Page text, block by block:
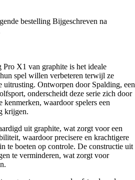
bestelling Bijgeschreven na
Pro X1 van graphite is het ideale
spel willen verbeteren terwijl ze
uitrusting. Ontworpen door Spalding, een
onderscheidt deze serie zich door
kenmerken, waardoor spelers een
krijgen.
uit graphite, wat zorgt voor een
waardoor precisere en krachtigere
te boeten op controle. De constructie uit
te verminderen, wat zorgt voor